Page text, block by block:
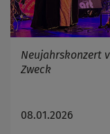
Neujahrskonzert
Zweck
08.01.2026